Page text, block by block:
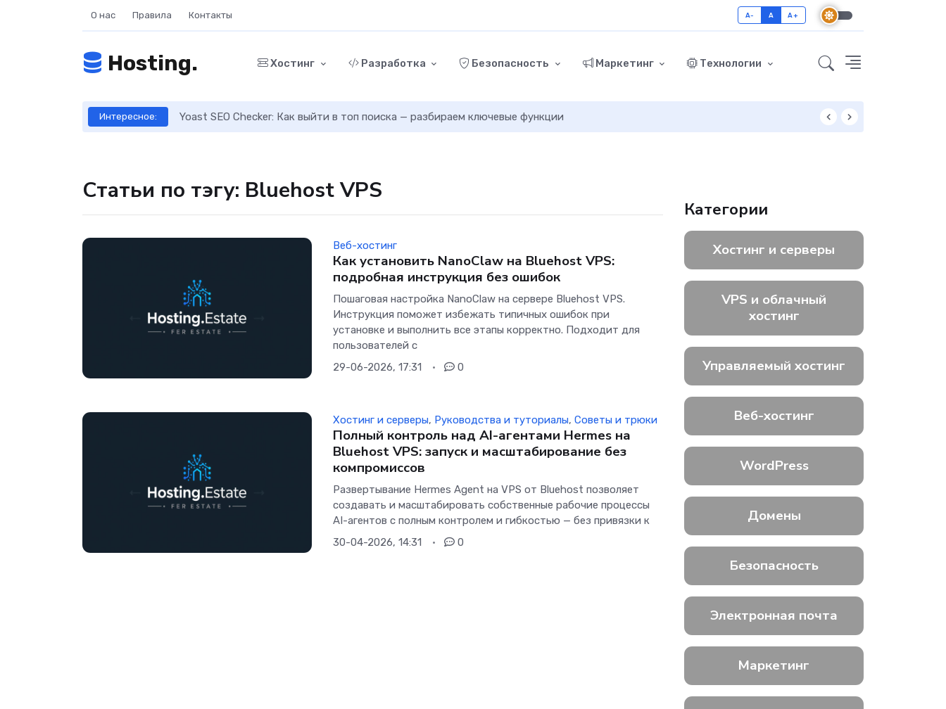
О нас Правила Контакты A- A A+
Hosting. Хостинг Разработка Безопасность Маркетинг Технологии
Интересное: Yoast SEO Checker: Как выйти в топ поиска — разбираем ключевые функции
Статьи по тэгу: Bluehost VPS
Веб-хостинг
Как установить NanoClaw на Bluehost VPS:
подробная инструкция без ошибок
Пошаговая настройка NanoClaw на сервере Bluehost VPS.
Инструкция поможет избежать типичных ошибок при
установке и выполнить все этапы корректно. Подходит для
пользователей с
29-06-2026, 17:31
0
Хостинг и серверы, Руководства и туториалы,Советы и трюки
Полный контроль над AI-агентами Hermes на
Bluehost VPS: запуск и масштабирование без
компромиссов
Развертывание Hermes Agent на VPS от Bluehost позволяет
создавать и масштабировать собственные рабочие процессы
AI-агентов с полным контролем и гибкостью — без привязки к
30-04-2026, 14:31
0
Категории
Хостинг и серверы
VPS и облачный
хостинг
Управляемый хостинг
Веб-хостинг
WordPress
Домены
Безопасность
Электронная почта
Маркетинг